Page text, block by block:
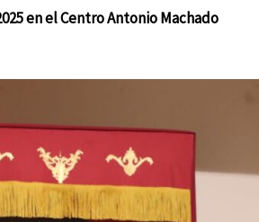
en el Centro Antonio Machado